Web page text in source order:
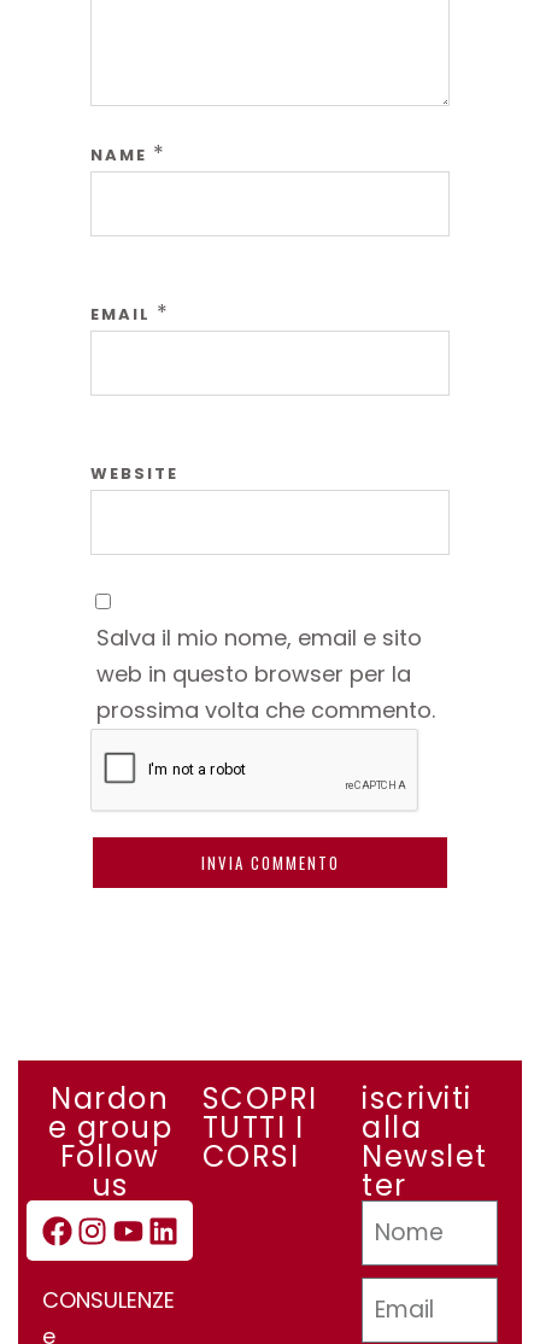
NAME *
EMAIL *
WEBSITE
Salva il mio nome, email e sito
web in questo browser per la
prossima volta che commento.
Nardon
e group
Follow
us
CONSULENZE
e
SCOPRI
TUTTI I
CORSI
iscriviti
alla
Newslet
ter